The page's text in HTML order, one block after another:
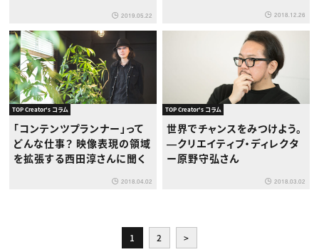
2019.05.22 2018.12.26
TOP Creator's コラム
「コンテンツプランナー」って
どんな仕事？ 映像表現の領域
を拡張する西田淳さんに聞く
2018.04.02
TOP Creator's コラム
世界でチャンスをみつけよう。
―クリエイティブ・ディレクタ
ー原野守弘さん
2018.03.02
1 2 >